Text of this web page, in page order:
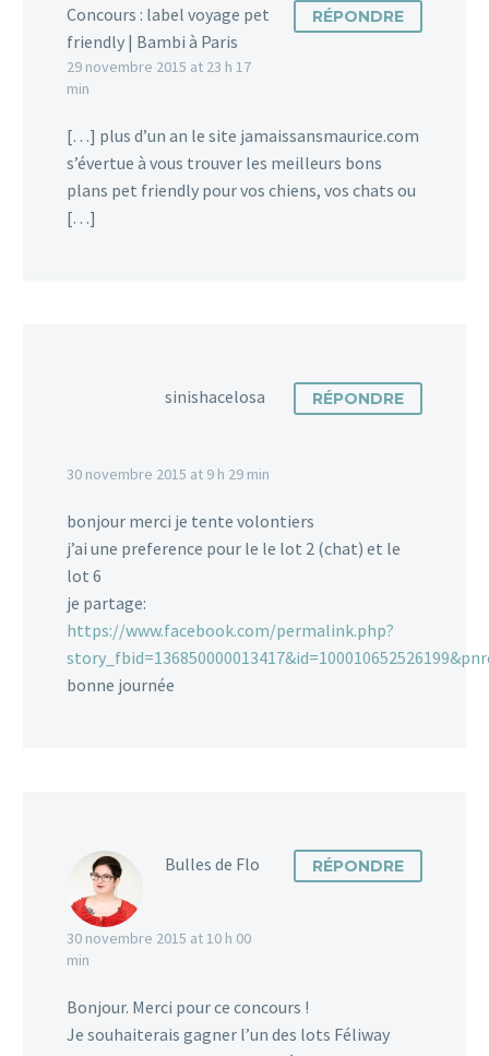
Concours : label voyage pet
friendly | Bambi à Paris
29 novembre 2015 at 23 h 17
min
RÉPONDRE
[…] plus d’un an le site jamaissansmaurice.com
s’évertue à vous trouver les meilleurs bons
plans pet friendly pour vos chiens, vos chats ou
[…]
sinishacelosa
30 novembre 2015 at 9 h 29 min
RÉPONDRE
bonjour merci je tente volontiers
j’ai une preference pour le le lot 2 (chat) et le
lot 6
je partage:
https://www.facebook.com/permalink.php?
bonne journée
Bulles de Flo
30 novembre 2015 at 10 h 00
min
RÉPONDRE
Bonjour. Merci pour ce concours !
Je souhaiterais gagner l’un des lots Féliway